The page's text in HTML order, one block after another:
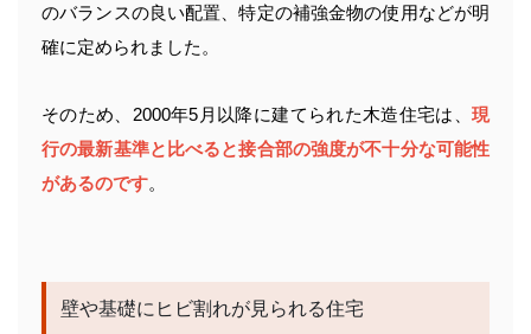
のバランスの良い配置、特定の補強金物の使用などが明
確に定められました。
そのため、2000年5月以降に建てられた木造住宅は、 現
行の最新基準と比べると接合部の強度が不十分な可能性
があるのです。
壁や基礎にヒビ割れが見られる住宅